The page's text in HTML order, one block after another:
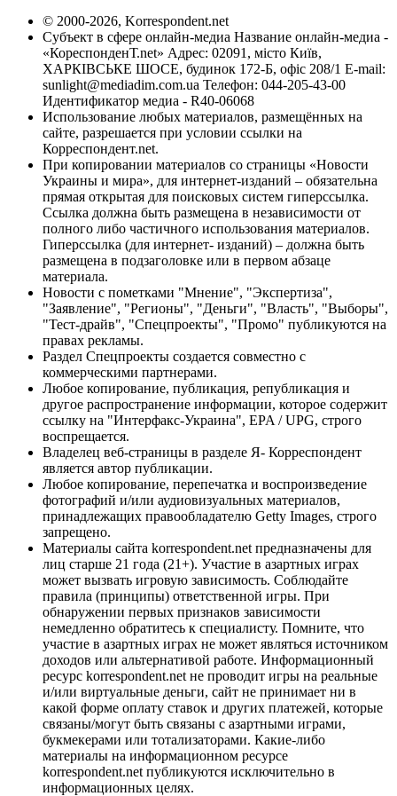
© 2000-2026, Korrespondent.net
Субъект в сфере онлайн-медиа Название онлайн-медиа -
«КореспонденТ.net» Адрес: 02091, місто Київ,
ХАРКІВСЬКЕ ШОСЕ, будинок 172-Б, офіс 208/1 E-mail:
sunlight@mediadim.com.ua Телефон: 044-205-43-00
Идентификатор медиа - R40-06068
Использование любых материалов, размещённых на
сайте, разрешается при условии ссылки на
Корреспондент.net.
При копировании материалов со страницы «Новости
Украины и мира», для интернет-изданий – обязательна
прямая открытая для поисковых систем гиперссылка.
Ссылка должна быть размещена в независимости от
полного либо частичного использования материалов.
Гиперссылка (для интернет- изданий) – должна быть
размещена в подзаголовке или в первом абзаце
материала.
Новости с пометками "Мнение", "Экспертиза",
"Заявление", "Регионы", "Деньги", "Власть", "Выборы",
"Тест-драйв", "Спецпроекты", "Промо" публикуются на
правах рекламы.
Раздел Спецпроекты создается совместно с
коммерческими партнерами.
Любое копирование, публикация, републикация и
другое распространение информации, которое содержит
ссылку на "Интерфакс-Украина", EPA / UPG, строго
воспрещается.
Владелец веб-страницы в разделе Я- Корреспондент
является автор публикации.
Любое копирование, перепечатка и воспроизведение
фотографий и/или аудиовизуальных материалов,
принадлежащих правообладателю Getty Images, строго
запрещено.
Материалы сайта korrespondent.net предназначены для
лиц старше 21 года (21+). Участие в азартных играх
может вызвать игровую зависимость. Соблюдайте
правила (принципы) ответственной игры. При
обнаружении первых признаков зависимости
немедленно обратитесь к специалисту. Помните, что
участие в азартных играх не может являться источником
доходов или альтернативой работе. Информационный
ресурс korrespondent.net не проводит игры на реальные
и/или виртуальные деньги, сайт не принимает ни в
какой форме оплату ставок и других платежей, которые
связаны/могут быть связаны с азартными играми,
букмекерами или тотализаторами. Какие-либо
материалы на информационном ресурсе
korrespondent.net публикуются исключительно в
информационных целях.